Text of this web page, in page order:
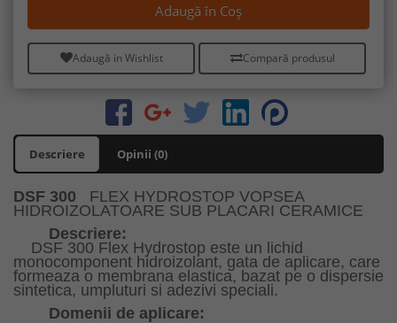
Adaugă în Coş
Adaugă in Wishlist Compară produsul
Descriere Opinii (0)
DSF 300 FLEX HYDROSTOP VOPSEA
HIDROIZOLATOARE SUB PLACARI CERAMICE
Descriere:
DSF 300 Flex Hydrostop este un lichid
monocomponent hidroizolant, gata de aplicare, care
formeaza o membrana elastica, bazat pe o dispersie
sintetica, umpluturi si adezivi speciali.
Domenii de aplicare: